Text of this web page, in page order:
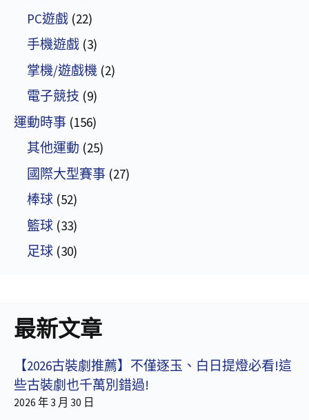
PC遊戲 (22)
手機遊戲 (3)
掌機/遊戲機 (2)
電子競技 (9)
運動時事 (156)
其他運動 (25)
國際大型賽事 (27)
棒球 (52)
籃球 (33)
足球 (30)
最新文章
【2026古裝劇推薦】不僅逐玉、白日提燈必看!這
些古裝劇也千萬別錯過!
2026 年 3 月 30 日